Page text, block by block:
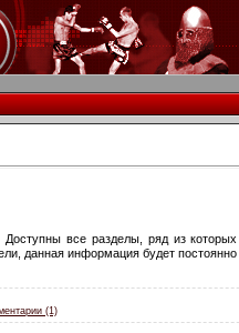
все разделы, ряд из
данная информация будет постоянно
(1)